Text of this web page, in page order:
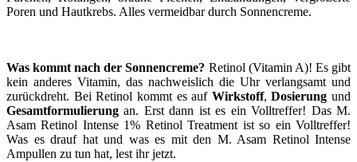
Poren und Hautkrebs. Alles vermeidbar durch Sonnencreme.
Was kommt nach der Sonnencreme? Retinol (Vitamin A)! Es gibt
kein anderes Vitamin, das nachweislich die Uhr verlangsamt und
zurückdreht. Bei Retinol kommt es auf Wirkstoff,Dosierung und
Gesamtformulierung an. Erst dann ist es ein Volltreffer! Das M.
Asam Retinol Intense 1% Retinol Treatment ist so ein Volltreffer!
Was es drauf hat und was es mit den M. Asam Retinol Intense
Ampullen zu tun hat, lest ihr jetzt.